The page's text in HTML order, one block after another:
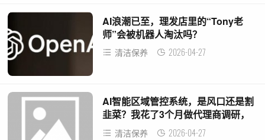
AI浪潮已至，理发店里的“Tony老
师”会被机器人淘汰吗？
清洁保养 2026-04-27
AI智能区域管控系统，是风口还是割
韭菜？我花了3个月做代理商调研，
结果真没想到
清洁保养 2026-04-27